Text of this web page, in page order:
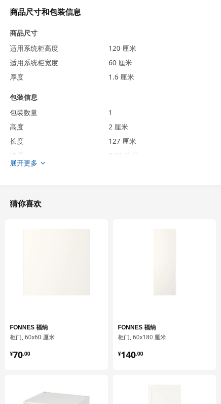
商品尺寸和包装信息
商品尺寸
适用系统柜高度
120 厘米
适用系统柜宽度
60 厘米
厚度
1.6 厘米
包装信息
包装数量
1
高度
2 厘米
长度
127 厘米
净重
8.01 公斤
容量
宽度
设计师理念
家居生活是不断变化的，如今我们搬家的频率更高、生活的空间更
小，也许有时还要和别人共享家里的空间。所以，我们在生活中的
逝，根据你当前的居住条件轻松改变。也许你会发现全新的储物空
展开更多
猜你喜欢
FONNES 福纳
柜门, 60x60 厘米
¥70.00
¥ 70.00
FONNES 福纳
柜门, 60x180 厘米
¥140.00
¥ 140.00